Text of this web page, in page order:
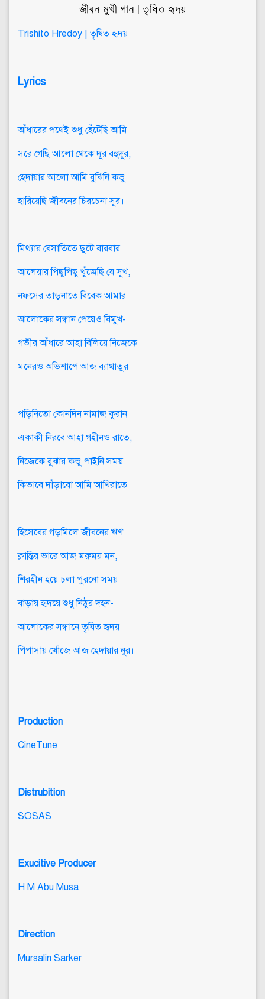
জীবন মুখী গান | তৃষিত হৃদয়
Trishito Hredoy | তৃষিত হৃদয়
Lyrics
আঁধারের পথেই শুধু হেঁটেছি আমি
সরে গেছি আলো থেকে দূর বহুদূর,
হেদায়ার আলো আমি বুঝিনি কভু
হারিয়েছি জীবনের চিরচেনা সুর।।
মিথ্যার বেসাতিতে ছুটে বারবার
আলেয়ার পিছুপিছু খুঁজেছি যে সুখ,
নফসের তাড়নাতে বিবেক আমার
আলোকের সন্ধান পেয়েও বিমুখ-
গভীর আঁধারে আহা বিলিয়ে নিজেকে
মনেরও অভিশাপে আজ ব্যাথাতুর।।
পড়িনিতো কোনদিন নামাজ কুরান
একাকী নিরবে আহা গহীনও রাতে,
নিজেকে বুঝার কভু পাইনি সময়
কিভাবে দাঁড়াবো আমি আখিরাতে।।
হিসেবের গড়মিলে জীবনের ঋণ
ক্লান্তির ভারে আজ মরুময় মন,
শিরহীন হয়ে চলা পুরনো সময়
বাড়ায় হৃদয়ে শুধু নিঠুর দহন-
আলোকের সন্ধানে তৃষিত হৃদয়
পিপাসায় খোঁজে আজ হেদায়ার নূর।
Production
CineTune
Distrubition
SOSAS
Exucitive Producer
H M Abu Musa
Direction
Mursalin Sarker